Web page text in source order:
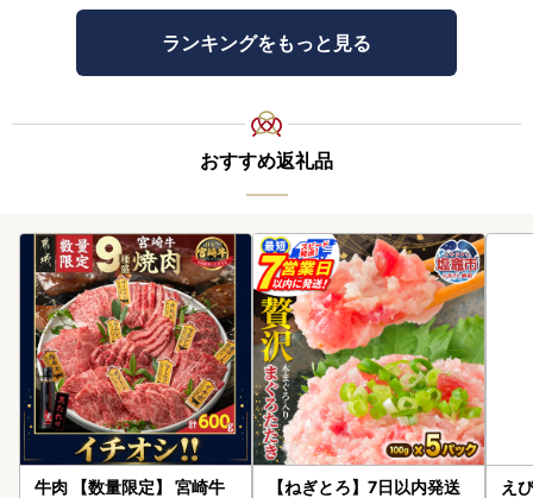
ランキングをもっと見る
おすすめ返礼品
牛肉 【数量限定】 宮崎牛
【ねぎとろ】7日以内発送
え